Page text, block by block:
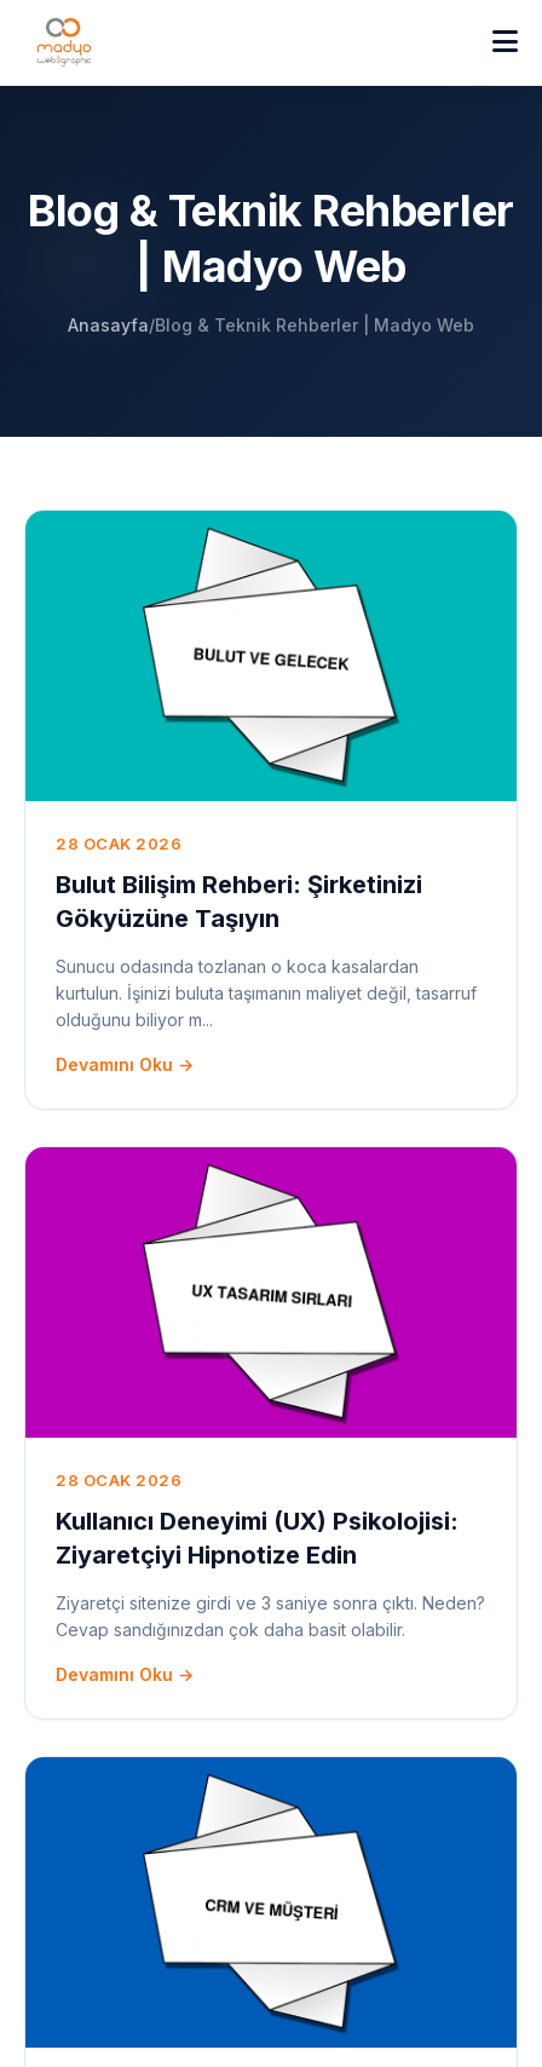
Blog & Teknik Rehberler
| Madyo Web
Anasayfa/Blog & Teknik Rehberler | Madyo Web
28 OCAK 2026
Bulut Bilişim Rehberi: Şirketinizi
Gökyüzüne Taşıyın
Sunucu odasında tozlanan o koca kasalardan
kurtulun. İşinizi buluta taşımanın maliyet değil, tasarruf
olduğunu biliyor m...
Devamını Oku →
28 OCAK 2026
Kullanıcı Deneyimi (UX) Psikolojisi:
Ziyaretçiyi Hipnotize Edin
Ziyaretçi sitenize girdi ve 3 saniye sonra çıktı. Neden?
Cevap sandığınızdan çok daha basit olabilir.
Devamını Oku →